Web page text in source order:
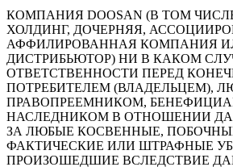
КОМПАНИЯ DOOSAN (В ТОМ
ХОЛДИНГ, ДОЧЕРНЯЯ,
АФФИЛИРОВАННАЯ КОМПАНИЯ
ДИСТРИБЬЮТОР) НИ В КАКОМ
ОТВЕТСТВЕННОСТИ ПЕРЕД
ПОТРЕБИТЕЛЕМ (ВЛАДЕЛЬЦЕМ),
ПРАВОПРЕЕМНИКОМ,
НАСЛЕДНИКОМ В ОТНОШЕНИИ
ЗА ЛЮБЫЕ КОСВЕННЫЕ,
ФАКТИЧЕСКИЕ ИЛИ ШТРАФНЫЕ
ПРОИЗОШЕДШИЕ ВСЛЕДСТВИЕ